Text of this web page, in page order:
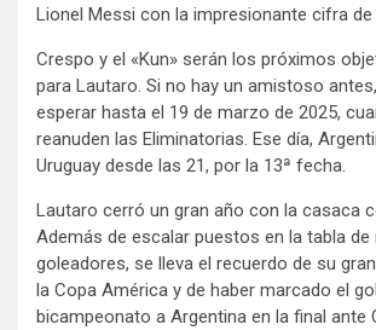
Lionel Messi con la impresionante cifra
Crespo y el «Kun» serán los próximos
para Lautaro. Si no hay un amistoso
esperar hasta el 19 de marzo de 2025,
reanuden las Eliminatorias. Ese día,
Uruguay desde las 21, por la 13ª fecha.
Lautaro cerró un gran año con la casaca
Además de escalar puestos en la tabla de
goleadores, se lleva el recuerdo de su
la Copa América y de haber marcado el
bicampeonato a Argentina en la final ante